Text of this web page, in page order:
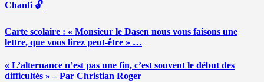
Chanfi 🔓
Carte scolaire : « Monsieur le Dasen nous vous faisons une
lettre, que vous lirez peut-être » …
« L’alternance n’est pas une fin, c’est souvent le début des
difficultés » – Par Christian Roger